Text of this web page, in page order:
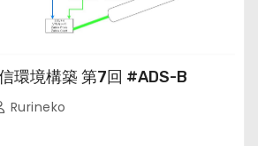
環境構築 第7回 #ADS-B
Rurineko